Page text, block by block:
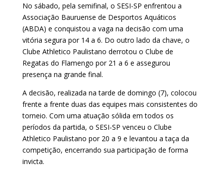
No sábado, pela semifinal, o SESI-SP enfrentou a
Associação Bauruense de Desportos Aquáticos
(ABDA) e conquistou a vaga na decisão com uma
vitória segura por 14 a 6. Do outro lado da chave, o
Clube Athletico Paulistano derrotou o Clube de
Regatas do Flamengo por 21 a 6 e assegurou
presença na grande final.
A decisão, realizada na tarde de domingo (7), colocou
frente a frente duas das equipes mais consistentes do
torneio. Com uma atuação sólida em todos os
períodos da partida, o SESI-SP venceu o Clube
Athletico Paulistano por 20 a 9 e levantou a taça da
competição, encerrando sua participação de forma
invicta.